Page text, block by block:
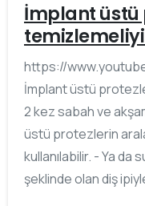
İmplant üstü
https://
İmplant üstü
2 kez sabah ve
üstü protezlerin
kullanılabilir. - Ya
şeklinde olan diş